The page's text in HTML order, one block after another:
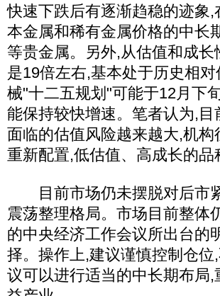
快速下跌后有逐渐趋稳的迹象
本金属和稀有金属价格的中长
等贵金属。另外,从估值和成
是19倍左右,基本处于历史相
械"十二五规划"可能于12月下
能保持较快增速。笔者认为,
面临的估值风险越来越大,机
重新配置,低估值、高成长的
目前市场仍未摆脱对后市
震荡整理格局。市场目前整体
的中央经济工作会议所出台的
择。操作上,建议谨慎控制仓
议可以进行适当的中长期布局